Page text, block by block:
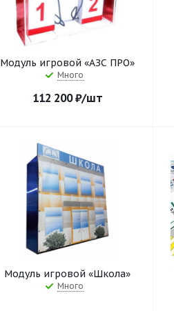
Модуль игровой «АЗС ПРО»
Много
112 200₽/шт
Модуль игровой «Школа»
Много